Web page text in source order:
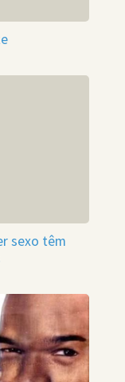
sexo têm